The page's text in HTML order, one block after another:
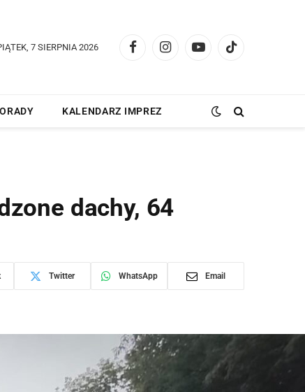
7 SIERPNIA 2026
FacebookInstagramYouTubeTikTok
KALENDARZ IMPREZ
dachy, 64
Twitter WhatsApp Email